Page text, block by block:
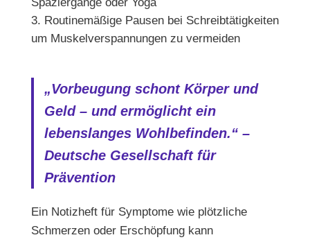
Spaziergänge oder Yoga
Routinemäßige Pausen bei Schreibtätigkeiten
um Muskelverspannungen zu vermeiden
„Vorbeugung schont Körper und
Geld – und ermöglicht ein
lebenslanges Wohlbefinden.“ –
Deutsche Gesellschaft für
Prävention
Ein Notizheft für Symptome wie plötzliche
Schmerzen oder Erschöpfung kann